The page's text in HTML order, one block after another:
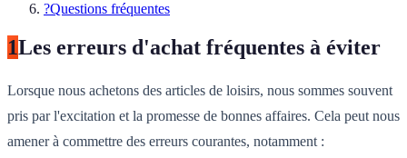
?Questions fréquentes
1Les erreurs d'achat fréquentes à éviter
Lorsque nous achetons des articles de loisirs, nous sommes souvent
pris par l'excitation et la promesse de bonnes affaires. Cela peut nous
amener à commettre des erreurs courantes, notamment :